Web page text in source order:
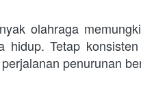
olahraga
Tetap
penurunan